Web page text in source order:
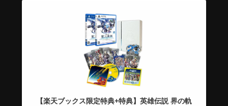
【楽天ブックス限定特典+特典】英雄伝説 界の軌